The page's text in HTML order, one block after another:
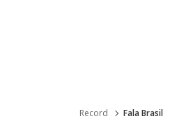
Record Fala Brasil